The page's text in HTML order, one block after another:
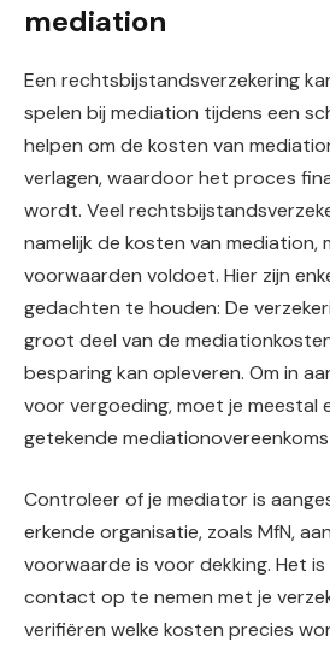
mediation
Een rechtsbijstandsverzekering
spelen bij mediation tijdens een
helpen om de kosten van
verlagen, waardoor het proces
wordt. Veel
namelijk de kosten van mediation,
voorwaarden voldoet. Hier zijn
gedachten te houden: De
groot deel van de
besparing kan opleveren. Om in
voor vergoeding, moet je meestal
getekende
Controleer of je mediator is
erkende organisatie, zoals MfN,
voorwaarde is voor dekking. Het
contact op te nemen met je
verifiëren welke kosten precies